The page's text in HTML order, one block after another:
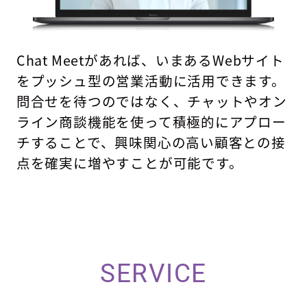
Chat Meetがあれば、いまあるWebサイト
をプッシュ型の営業活動に活用できます。
問合せを待つのではなく、チャットやオン
ライン商談機能を使って積極的にアプロー
チすることで、興味関心の高い顧客との接
点を確実に増やすことが可能です。
SERVICE